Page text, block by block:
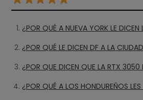
¿POR QUÉ A NUEVA YORK LE
¿POR QUÉ LE DICEN DF A LA
¿POR QUE DICEN QUE LA RTX 3050
¿POR QUÉ A LOS HONDUREÑOS